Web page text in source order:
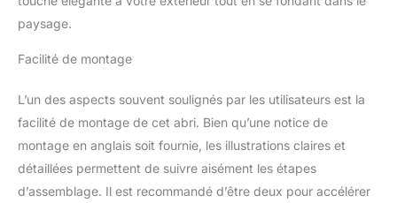
météorologiques. De
plus, chaque produit a
été testé pour garantir
qu'il est intact et adapté
à une utilisation
extérieure durable. 【Toit
paysage.
Facilité de montage
L’un des aspects souvent soulignés par les utilisateurs est la
facilité de montage de cet abri. Bien qu’une notice de
montage en anglais soit fournie, les illustrations claires et
détaillées permettent de suivre aisément les étapes
d’assemblage. Il est recommandé d’être deux pour accélérer